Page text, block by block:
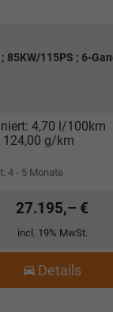
; 85KW/115PS ; 6-
4,70 l/100km
124,00 g/km
4 - 5 Monate
27.195,– €
incl. 19% MwSt.
Details
drucken